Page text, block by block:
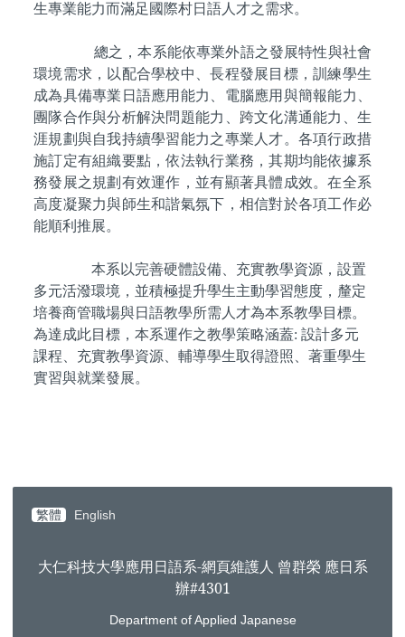
生專業能力而滿足國際村日語人才之需求。
總之，本系能依專業外語之發展特性與社會
環境需求，以配合學校中、長程發展目標，訓練學生
成為具備專業日語應用能力、電腦應用與簡報能力、
團隊合作與分析解決問題能力、跨文化溝通能力、生
涯規劃與自我持續學習能力之專業人才。各項行政措
施訂定有組織要點，依法執行業務，其期均能依據系
務發展之規劃有效運作，並有顯著具體成效。在全系
高度凝聚力與師生和諧氣氛下，相信對於各項工作必
能順利推展。
本系以完善硬體設備、充實教學資源，設置
多元活潑環境，並積極提升學生主動學習態度，釐定
培養商管職場與日語教學所需人才為本系教學目標。
為達成此目標，本系運作之教學策略涵蓋: 設計多元
課程、充實教學資源、輔導學生取得證照、著重學生
實習與就業發展。
繁體 English
大仁科技大學應用日語系-網頁維護人 曾群榮 應日系
辦#4301
Department of Applied Japanese